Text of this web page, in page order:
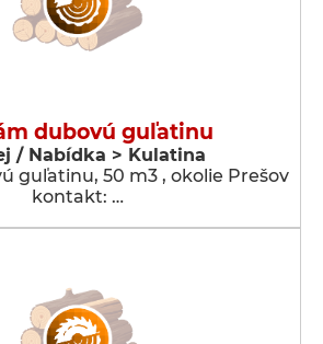
dubovú guľatinu
/ Nabídka > Kulatina
guľatinu, 50 m3 , okolie Prešov
kontakt: …